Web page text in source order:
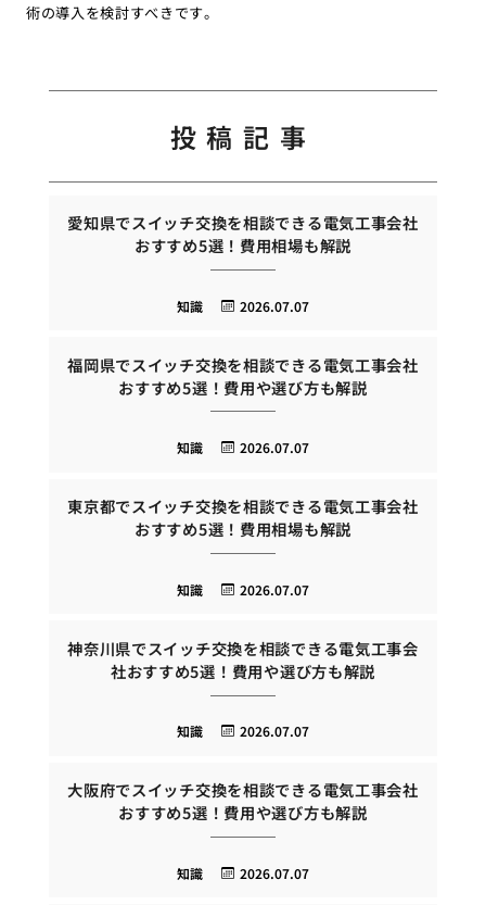
術の導入を検討すべきです。
投稿記事
愛知県でスイッチ交換を相談できる電気工事会社
おすすめ5選！費用相場も解説
2026.07.07
知識
福岡県でスイッチ交換を相談できる電気工事会社
おすすめ5選！費用や選び方も解説
2026.07.07
知識
東京都でスイッチ交換を相談できる電気工事会社
おすすめ5選！費用相場も解説
2026.07.07
知識
神奈川県でスイッチ交換を相談できる電気工事会
社おすすめ5選！費用や選び方も解説
2026.07.07
知識
大阪府でスイッチ交換を相談できる電気工事会社
おすすめ5選！費用や選び方も解説
2026.07.07
知識